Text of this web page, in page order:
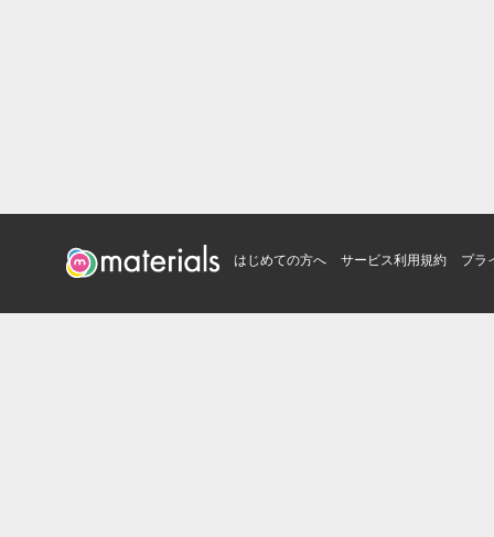
はじめての方へ サービス利用規約 プラ